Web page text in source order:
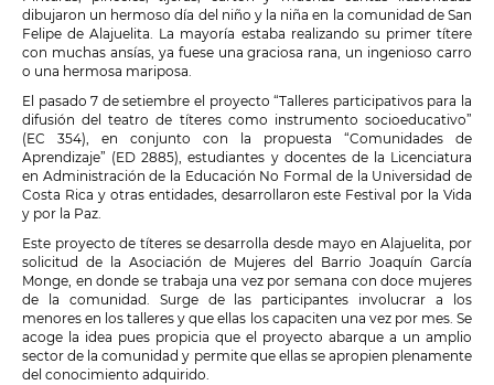
dibujaron un hermoso día del niño y la niña en la comunidad de San
Felipe de Alajuelita. La mayoría estaba realizando su primer títere
con muchas ansías, ya fuese una graciosa rana, un ingenioso carro
o una hermosa mariposa.
El pasado 7 de setiembre el proyecto “Talleres participativos para la
difusión del teatro de títeres como instrumento socioeducativo”
(EC 354), en conjunto con la propuesta “Comunidades de
Aprendizaje” (ED 2885), estudiantes y docentes de la Licenciatura
en Administración de la Educación No Formal de la Universidad de
Costa Rica y otras entidades, desarrollaron este Festival por la Vida
y por la Paz.
Este proyecto de títeres se desarrolla desde mayo en Alajuelita, por
solicitud de la Asociación de Mujeres del Barrio Joaquín García
Monge, en donde se trabaja una vez por semana con doce mujeres
de la comunidad. Surge de las participantes involucrar a los
menores en los talleres y que ellas los capaciten una vez por mes. Se
acoge la idea pues propicia que el proyecto abarque a un amplio
sector de la comunidad y permite que ellas se apropien plenamente
del conocimiento adquirido.